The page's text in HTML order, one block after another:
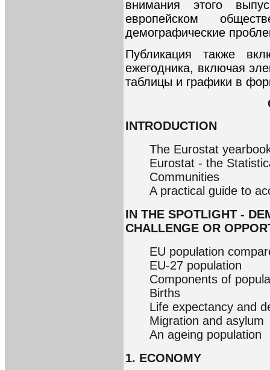
внимания этого
европейском
демографические
Публикация также
ежегодника, включая
таблицы и графики в
INTRODUCTION
The Eurostat
Eurostat - the
Communities
A practical guide to
IN THE SPOTLIGHT -
CHALLENGE OR
EU population
EU-27 population
Components of
Births
Life expectancy and
Migration and asylum
An ageing population
1. ECONOMY